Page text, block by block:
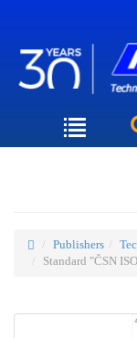
Publishers
Standard "ČSN